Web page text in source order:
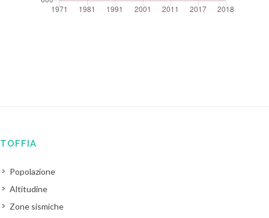
TOFFIA
Popolazione
Altitudine
Zone sismiche